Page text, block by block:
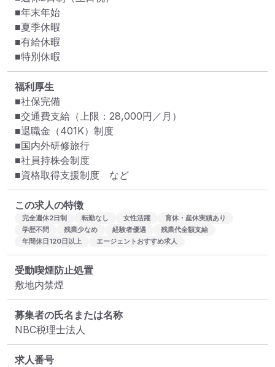
■年末年始
■夏季休暇
■有給休暇
■特別休暇
福利厚生
■社保完備
■交通費支給（上限：28,000円／月）
■退職金（401K）制度
■国内外研修旅行
■社員持株会制度
■資格取得支援制度　など
この求人の特徴
完全週休2日制 転勤なし 女性活躍
育休・産休実績あり
学歴不問
残業少なめ 経験者優遇
残業代全額支給
年間休日120日以上
エージェントおすすめ求人
受動喫煙防止処置
敷地内禁煙
募集者の氏名または名称
NBC税理士法人
求人番号